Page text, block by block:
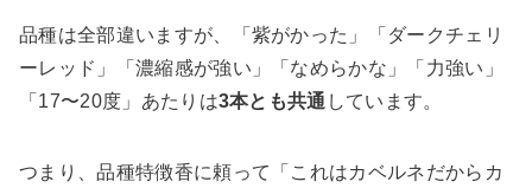
品種は全部違いますが、「紫がかった」「ダークチェリ
ーレッド」「濃縮感が強い」「なめらかな」「力強い」
「17〜20度」あたりは3本とも共通 しています。
つまり、品種特徴香に頼って「これはカベルネだからカ